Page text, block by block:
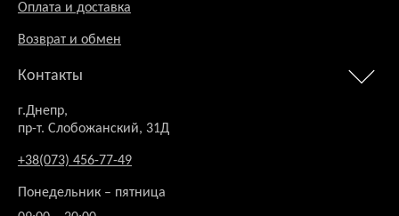
Оплата и доставка
Возврат и обмен
Контакты
г.Днепр,
пр-т. Слобожанский, 31Д
+38(073) 456-77-49
Понедельник – пятница